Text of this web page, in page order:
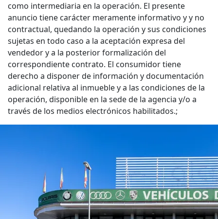
como intermediaria en la operación. El presente
anuncio tiene carácter meramente informativo y y no
contractual, quedando la operación y sus condiciones
sujetas en todo caso a la aceptación expresa del
vendedor y a la posterior formalización del
correspondiente contrato. El consumidor tiene
derecho a disponer de información y documentación
adicional relativa al inmueble y a las condiciones de la
operación, disponible en la sede de la agencia y/o a
través de los medios electrónicos habilitados.;